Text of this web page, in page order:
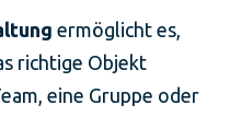
ermöglicht es,
richtige Objekt
eine Gruppe oder